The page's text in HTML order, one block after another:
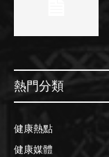
熱門分類
健康熱點
健康媒體